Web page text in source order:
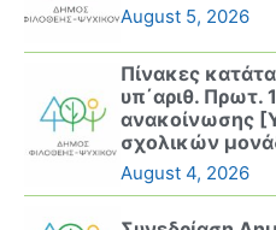
August 5, 2026
Πίνακες
υπ΄αριθ. Πρωτ.
ανακοίνωσης
σχολικών
August 4, 2026